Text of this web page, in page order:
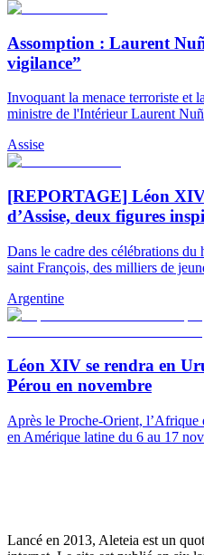
Assomption : Laurent
vigilance”
Invoquant la menace terroriste et
ministre de l'Intérieur Laurent
Assise
[REPORTAGE] Léon
d’Assise, deux figures
Dans le cadre des célébrations
saint François, des milliers de
Argentine
Léon XIV se rendra en
Pérou en novembre
Après le Proche-Orient,
en Amérique latine du 6 au 17
Lancé en 2013, Aleteia est un